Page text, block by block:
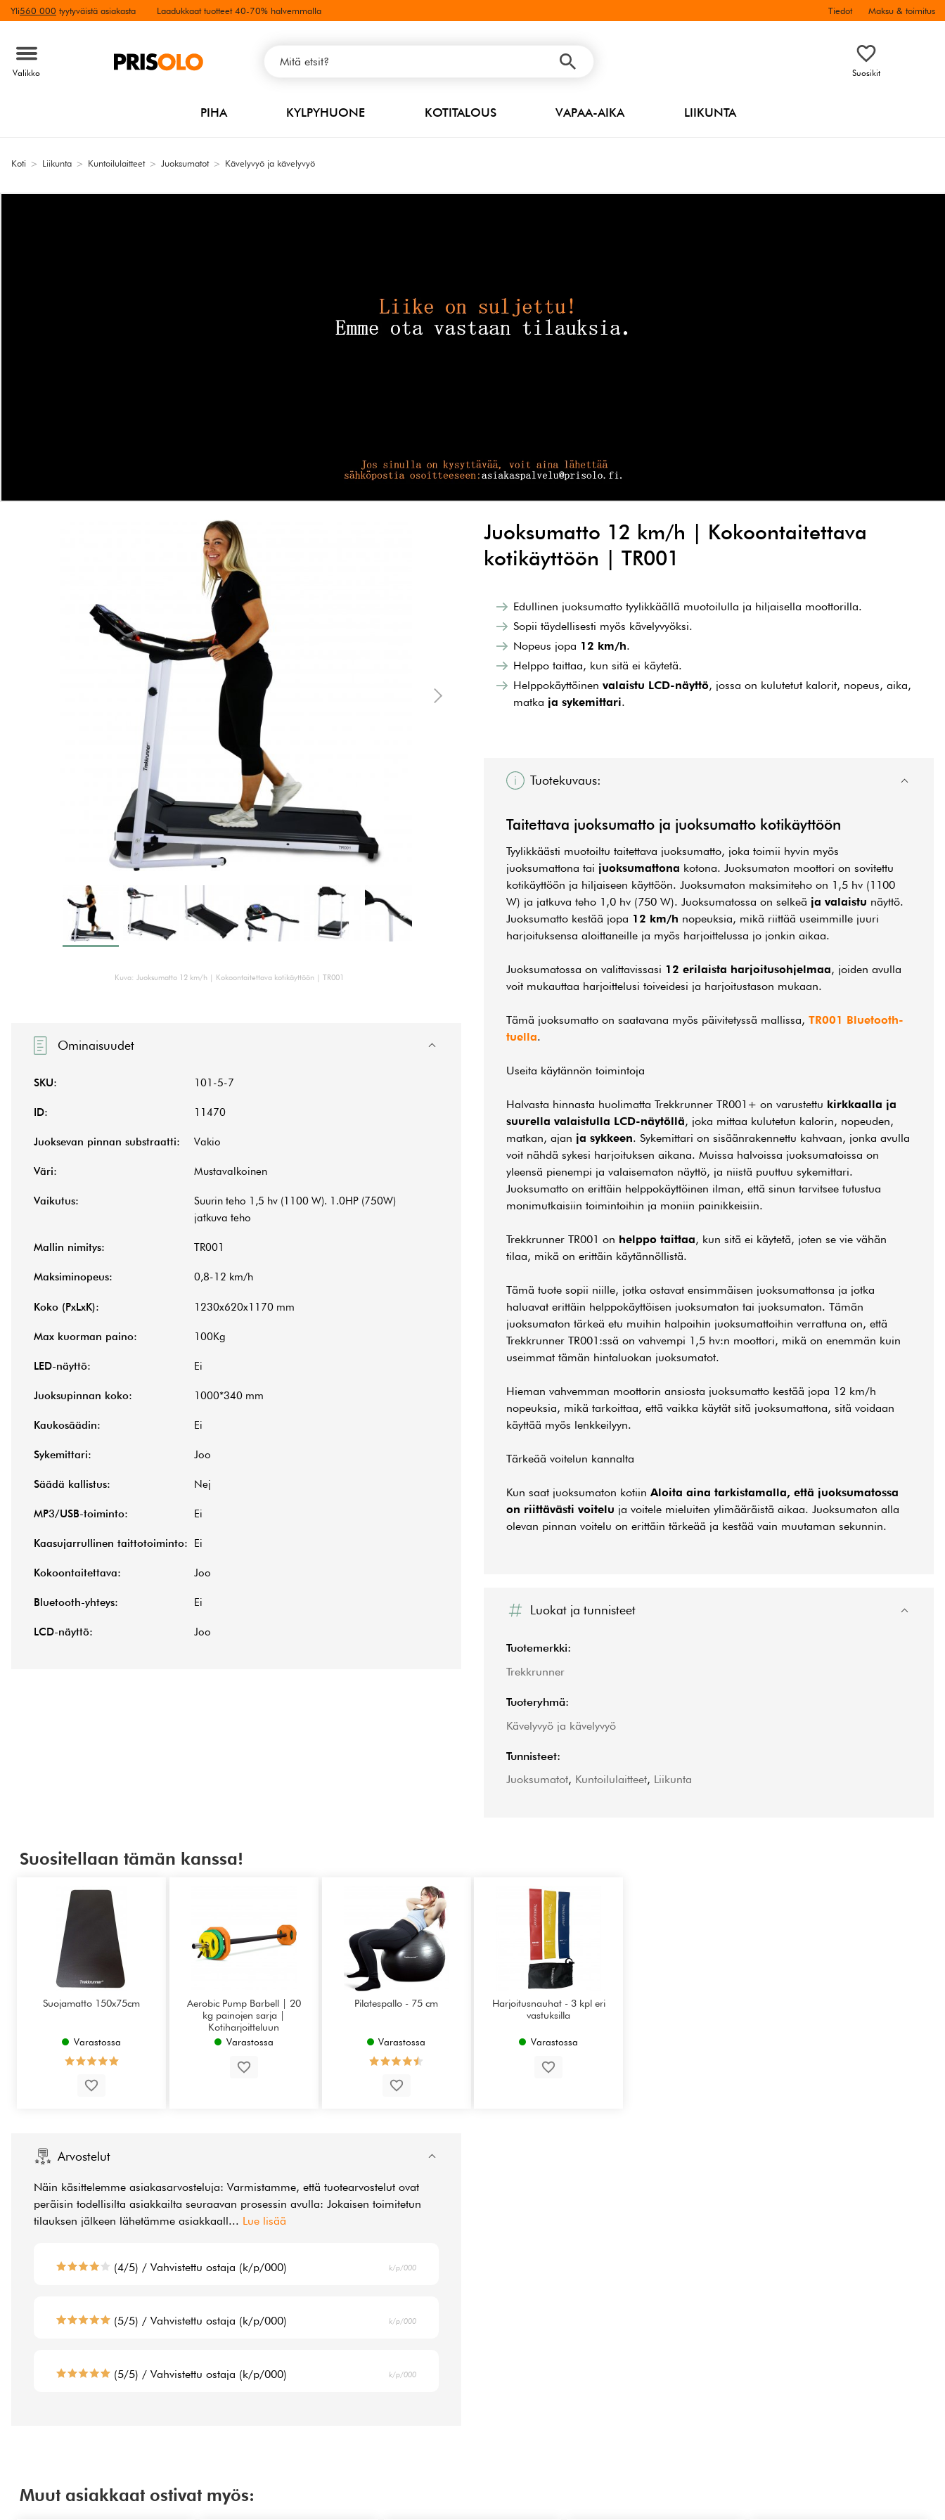
Yli560 000 tyytyväistä asiakasta Laadukkaat tuotteet 40-70% halvemmalla Tiedot Maksu & toimitus
Valikko Suosikit
PIHA KYLPYHUONE KOTITALOUS VAPAA-AIKA LIIKUNTA
Koti > Liikunta > Kuntoilulaitteet > Juoksumatot > Kävelyvyö ja kävelyvyö
Juoksumatto 12 km/h | Kokoontaitettava
kotikäyttöön | TR001
Kuva: Juoksumatto 12 km/h | Kokoontaitettava kotikäyttöön | TR001
Edullinen juoksumatto tyylikkäällä muotoilulla ja hiljaisella moottorilla.
Sopii täydellisesti myös kävelyvyöksi.
Nopeus jopa 12 km/h.
Helppo taittaa, kun sitä ei käytetä.
Helppokäyttöinen valaistu LCD-näyttö, jossa on kulutetut kalorit, nopeus, aika,
matka ja sykemittari.
Tuotekuvaus:
Taitettava juoksumatto ja juoksumatto kotikäyttöön
Tyylikkäästi muotoiltu taitettava juoksumatto, joka toimii hyvin myös
juoksumattona tai juoksumattona kotona. Juoksumaton moottori on sovitettu
kotikäyttöön ja hiljaiseen käyttöön. Juoksumaton maksimiteho on 1,5 hv (1100
W) ja jatkuva teho 1,0 hv (750 W). Juoksumatossa on selkeä ja valaistu näyttö.
Juoksumatto kestää jopa 12 km/h nopeuksia, mikä riittää useimmille juuri
harjoituksensa aloittaneille ja myös harjoittelussa jo jonkin aikaa.
Juoksumatossa on valittavissasi 12 erilaista harjoitusohjelmaa, joiden avulla
voit mukauttaa harjoittelusi toiveidesi ja harjoitustason mukaan.
Tämä juoksumatto on saatavana myös päivitetyssä mallissa, TR001 Bluetooth-
tuella.
Useita käytännön toimintoja
Halvasta hinnasta huolimatta Trekkrunner TR001+ on varustettu kirkkaalla ja
suurella valaistulla LCD-näytöllä, joka mittaa kulutetun kalorin, nopeuden,
matkan, ajan ja sykkeen. Sykemittari on sisäänrakennettu kahvaan, jonka avulla
voit nähdä sykesi harjoituksen aikana. Muissa halvoissa juoksumatoissa on
yleensä pienempi ja valaisematon näyttö, ja niistä puuttuu sykemittari.
Juoksumatto on erittäin helppokäyttöinen ilman, että sinun tarvitsee tutustua
monimutkaisiin toimintoihin ja moniin painikkeisiin.
Trekkrunner TR001 on helppo taittaa, kun sitä ei käytetä, joten se vie vähän
tilaa, mikä on erittäin käytännöllistä.
Tämä tuote sopii niille, jotka ostavat ensimmäisen juoksumattonsa ja jotka
haluavat erittäin helppokäyttöisen juoksumaton tai juoksumaton. Tämän
juoksumaton tärkeä etu muihin halpoihin juoksumattoihin verrattuna on, että
Trekkrunner TR001:ssä on vahvempi 1,5 hv:n moottori, mikä on enemmän kuin
useimmat tämän hintaluokan juoksumatot.
Hieman vahvemman moottorin ansiosta juoksumatto kestää jopa 12 km/h
nopeuksia, mikä tarkoittaa, että vaikka käytät sitä juoksumattona, sitä voidaan
käyttää myös lenkkeilyyn.
Tärkeää voitelun kannalta
Kun saat juoksumaton kotiin Aloita aina tarkistamalla, että juoksumatossa
on riittävästi voitelu ja voitele mieluiten ylimääräistä aikaa. Juoksumaton alla
olevan pinnan voitelu on erittäin tärkeää ja kestää vain muutaman sekunnin.
Ominaisuudet
SKU: 101-5-7
ID: 11470
Juoksevan pinnan substraatti: Vakio
Väri: Mustavalkoinen
Vaikutus:
Suurin teho 1,5 hv (1100 W). 1.0HP (750W)
jatkuva teho
Mallin nimitys: TR001
Maksiminopeus: 0,8-12 km/h
Koko (PxLxK): 1230x620x1170 mm
Max kuorman paino: 100Kg
LED-näyttö: Ei
Juoksupinnan koko: 1000*340 mm
Kaukosäädin: Ei
Sykemittari: Joo
Säädä kallistus: Nej
MP3/USB-toiminto: Ei
Kaasujarrullinen taittotoiminto: Ei
Kokoontaitettava: Joo
Bluetooth-yhteys: Ei
LCD-näyttö: Joo
Luokat ja tunnisteet
Tuotemerkki:
Trekkrunner
Tuoteryhmä:
Kävelyvyö ja kävelyvyö
Tunnisteet:
Juoksumatot, Kuntoilulaitteet, Liikunta
Suositellaan tämän kanssa!
Suojamatto 150x75cm
Varastossa
Aerobic Pump Barbell | 20
kg painojen sarja |
Kotiharjoitteluun
Varastossa
Pilatespallo - 75 cm
Varastossa
Harjoitusnauhat - 3 kpl eri
vastuksilla
Varastossa
Arvostelut
Näin käsittelemme asiakasarvosteluja: Varmistamme, että tuotearvostelut ovat
peräisin todellisilta asiakkailta seuraavan prosessin avulla: Jokaisen toimitetun
tilauksen jälkeen lähetämme asiakkaall... Lue lisää
(4/5) / Vahvistettu ostaja (k/p/000) k/p/000
(5/5) / Vahvistettu ostaja (k/p/000) k/p/000
(5/5) / Vahvistettu ostaja (k/p/000) k/p/000
Muut asiakkaat ostivat myös: